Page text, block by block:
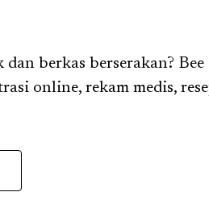
berkas berserakan? Bee
online, rekam medis,